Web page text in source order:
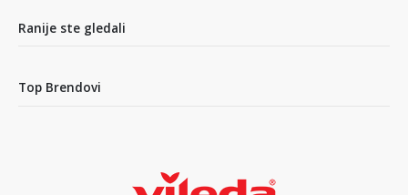
5
Ranije ste gledali
Top Brendovi